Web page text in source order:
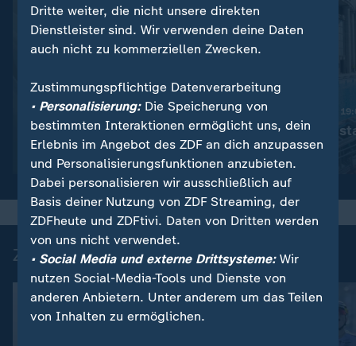
Nachrichten | heute 19:00 Uhr:
Trotz Krieg:
Leihmutterschaft in der
Ukraine
Nachrichten | heute
Schwimmbad
Video
Zuletzt auf ZDFheute veröffentlicht
Dritte weiter, die nicht unsere direkten
Dienstleister sind. Wir verwenden deine Daten
auch nicht zu kommerziellen Zwecken.
Zustimmungspflichtige Datenverarbeitung
• Personalisierung:Die Speicherung von
bestimmten Interaktionen ermöglicht uns, dein
Erlebnis im Angebot des ZDF an dich anzupassen
und Personalisierungsfunktionen anzubieten.
Dabei personalisieren wir ausschließlich auf
Basis deiner Nutzung von ZDF Streaming, der
ZDFheute und ZDFtivi. Daten von Dritten werden
von uns nicht verwendet.
• Social Media und externe Drittsysteme:Wir
nutzen Social-Media-Tools und Dienste von
anderen Anbietern. Unter anderem um das Teilen
von Inhalten zu ermöglichen.